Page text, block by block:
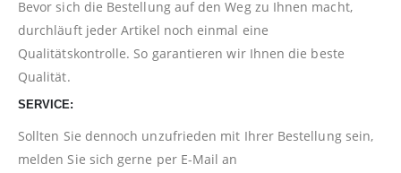
Bevor sich die Bestellung auf den Weg zu Ihnen macht,
durchläuft jeder Artikel noch einmal eine
Qualitätskontrolle. So garantieren wir Ihnen die beste
Qualität.
SERVICE:
Sollten Sie dennoch unzufrieden mit Ihrer Bestellung sein,
melden Sie sich gerne per E-Mail an